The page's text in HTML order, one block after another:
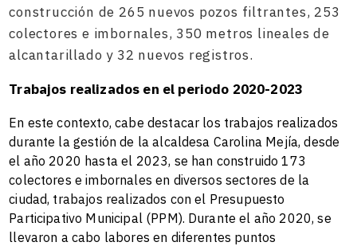
construcción de 265 nuevos pozos filtrantes, 253
colectores e imbornales, 350 metros lineales de
alcantarillado y 32 nuevos registros.
Trabajos realizados en el periodo 2020-2023
En este contexto, cabe destacar los trabajos realizados
durante la gestión de la alcaldesa Carolina Mejía, desde
el año 2020 hasta el 2023, se han construido 173
colectores e imbornales en diversos sectores de la
ciudad, trabajos realizados con el Presupuesto
Participativo Municipal (PPM). Durante el año 2020, se
llevaron a cabo labores en diferentes puntos